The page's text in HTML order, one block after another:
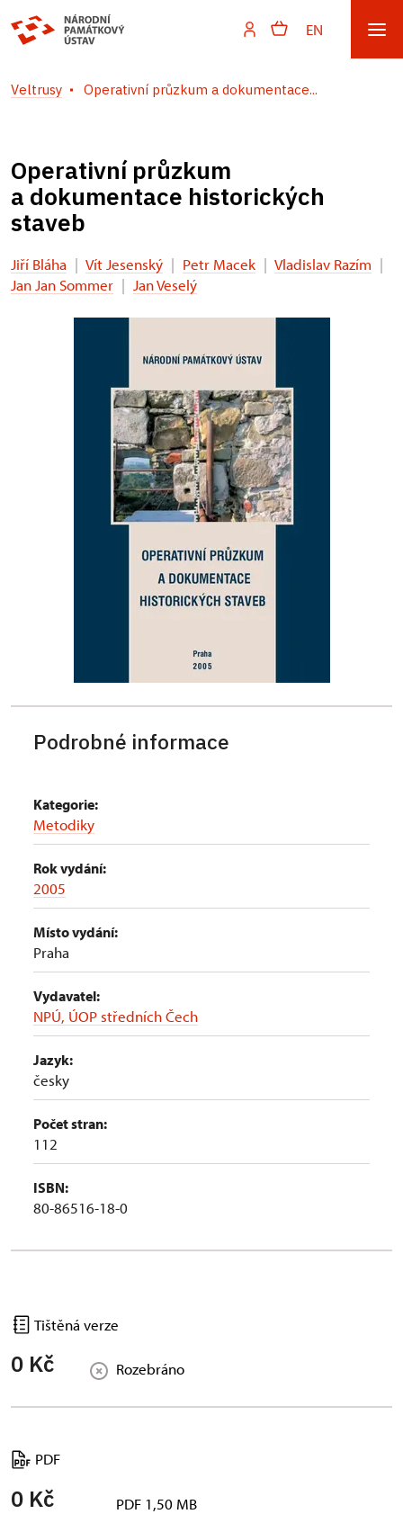
EN
Veltrusy Operativní průzkum a dokumentace...
Operativní průzkum
a dokumentace historických
staveb
Jiří Bláha | Vít Jesenský | Petr Macek | Vladislav Razím |
Jan Jan Sommer | Jan Veselý
Podrobné informace
Kategorie:
Metodiky
Rok vydání:
2005
Místo vydání:
Praha
Vydavatel:
NPÚ, ÚOP středních Čech
Jazyk:
česky
Počet stran:
112
ISBN:
80-86516-18-0
Tištěná verze
0 Kč Rozebráno
PDF
0 Kč PDF 1,50 MB